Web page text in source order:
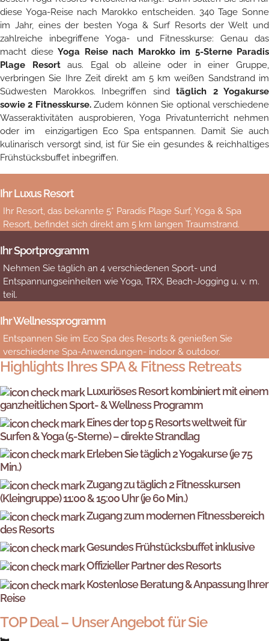
diese Yoga-Reise nach Marokko entscheiden. 340 Tage Sonne
im Jahr, eines der besten Yoga & Surf Resorts der Welt und
zahlreiche inbegriffene Yoga- und Fitnesskurse: Genau das
macht diese Yoga Reise nach Marokko im 5-Sterne Paradis
Plage Resortaus. Egal ob alleine oder in einer Gruppe,
verbringen Sie Ihre Zeit direkt am 5 km weißen Sandstrand im
Südwesten Marokkos. Inbegriffen sindtäglich 2 Yogakurse
sowie 2 Fitnesskurse.Zudem können Sie optional verschiedene
Wasseraktivitäten ausprobieren, Yoga Privatunterricht nehmen
oder im einzigartigen Eco Spa entspannen. Damit Sie auch
kulinarisch versorgt sind, ist für Sie ein gesundes & reichhaltiges
Frühstücksbuffet inbegriffen.
Ihr Luxus Resort
Ihr Resort, das bekannte 5* Paradis Plage Surf, Yoga & Spa
Resort, befindet sich direkt am 5 km langen Traumstrand.
Ihr Sportprogramm
Nehmen Sie täglich an 4 verschiedenen Sport- und
Entspannungseinheiten wie Yoga, TRX, Beach-Jogging u. v. m.
teil.
Ihr Wellnessprogramm
Entspannen Sie im Eco Spa des Resorts & genießen Sie
verschiedene Spa-Anwendungen- indoor & outdoor.
Highlights Ihres SPA & Fitness Retreats
Luxuriöses Resort kombiniert mit einem
ganzheitlichen Sport- & Wellness Programm
Eines der top 5 Resorts weltweit für
Surfen & Yoga (5-Sterne) – direkte Strandlag
Erleben Sie täglich 2 Yogakurse (je 75
Min.)
Zugang zu täglich 2 Fitnesskursen
(Kleingruppe) 11:00 & 15:00 Uhr (je 60 Min.)
Zugang zum modernen Fitnessbereich
des Resorts
Gesundes Frühstücksbuffet inklusive
Offizieller Partner des Resorts
Kostenlose Beratung & Anpassung Ihrer
Reise
TOP Deal – Unser Angebot für Sie